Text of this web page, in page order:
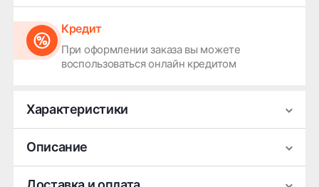
Кредит
При оформлении заказа вы можете
воспользоваться онлайн кредитом
Характеристики
Производитель
Ширина
6.5
Диаметр
17
Описание
Легковой литой колесный диск iFree Viar —